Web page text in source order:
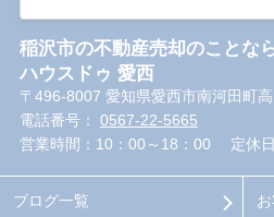
稲沢市の不動産売却のことな
ハウスドゥ 愛西
〒496-8007 愛知県愛西市南河田町
電話番号： 0567-22-5665
営業時間：10：00～18：00
定休
ブログ一覧